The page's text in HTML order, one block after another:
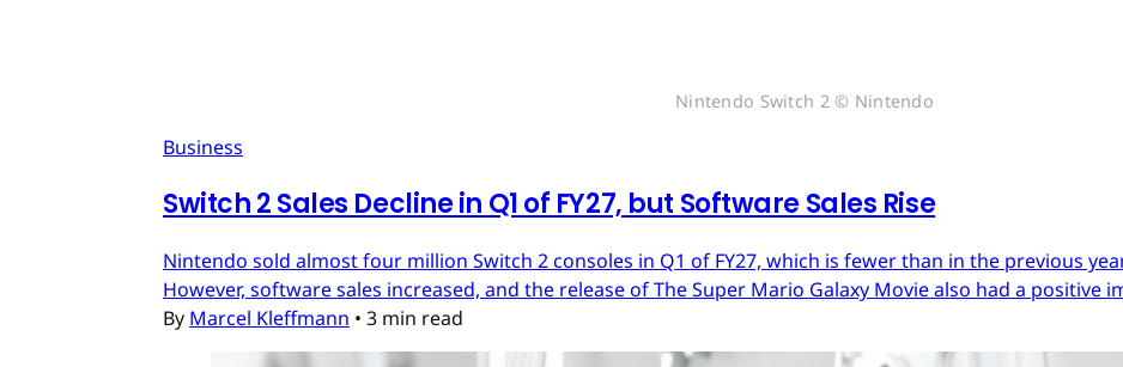
Nintendo Switch 2 © Nintendo
Business
Switch 2 Sales Decline in Q1 of FY27, but Software Sales Rise
Nintendo sold almost four million Switch 2 consoles in Q1 of FY27, which is fewer than in the previous
However, software sales increased, and the release of The Super Mario Galaxy Movie also had a positive
By Marcel Kleffmann • 3 min read